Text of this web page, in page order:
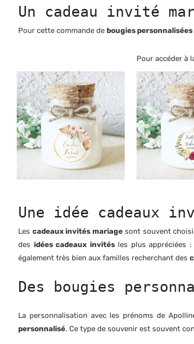
Un cadeau invité
Pour cette commande de bougies
Pour accéder à
Une idée cadeaux
Les cadeaux invités mariagesont souvent
des idées cadeaux invitésles plus appréciées :
également très bien aux familles recherchant des
Des bougies
La personnalisation avec les prénoms de
personnalisé. Ce type de souvenir est souvent